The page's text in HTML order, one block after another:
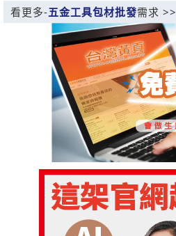
看更多-五金工具包材批發需求 >>